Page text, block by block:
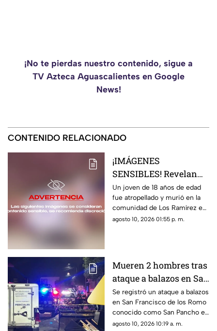
¡No te pierdas nuestro contenido, sigue a
TV Azteca Aguascalientes en Google
News!
CONTENIDO RELACIONADO
¡IMÁGENES
SENSIBLES! Revelan
foto del joven que
murió al ser
atropellado en Jesús
María
Un joven de 18 años de edad
fue atropellado y murió en la
comunidad de Los Ramírez en
Jesús María; te contamos lo
agosto 10, 2026 01:55 p. m.
Mueren 2 hombres tras
ataque a balazos en San
Pancho hoy lunes 10 de
agosto; ¿cómo ocurrió?
Se registró un ataque a balazos
en San Francisco de los Romo
conocido como San Pancho en
Aguascalientes que dejó dos
agosto 10, 2026 10:19 a. m.